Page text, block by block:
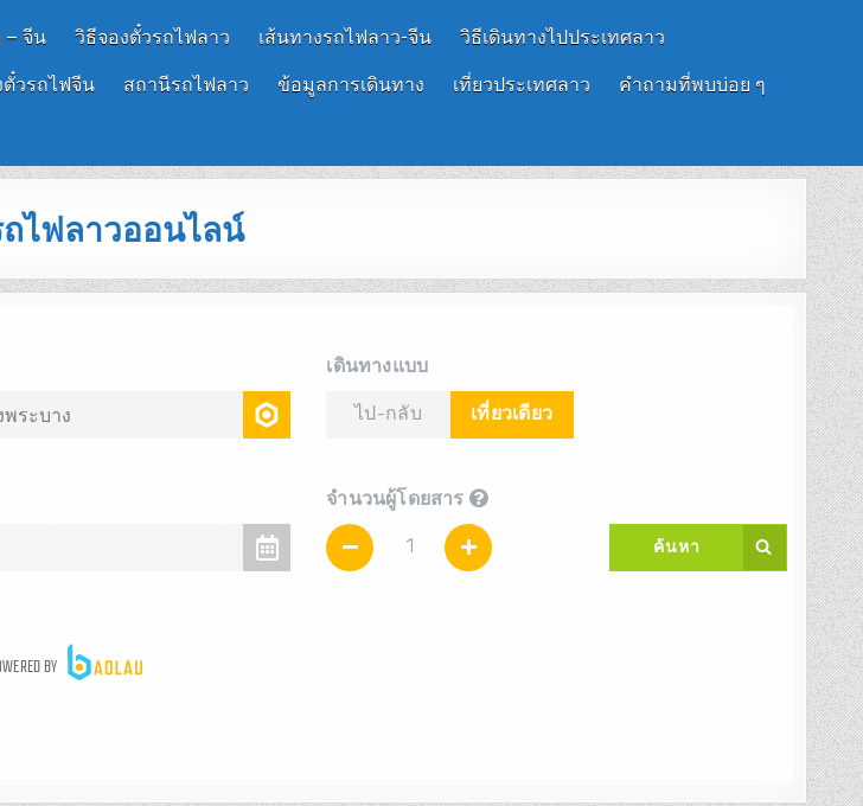
– จีน วิธีจองตั๋วรถไฟลาว เส้นทางรถไฟลาว-จีน
วิธีเดินทางไปประเทศลาว
ตั๋วรถไฟจีน สถานีรถไฟลาว ข้อมูลการเดินทาง เที่ยวประเทศลาว
คำถามที่พบบ่อย ๆ
ไฟลาวออนไลน์